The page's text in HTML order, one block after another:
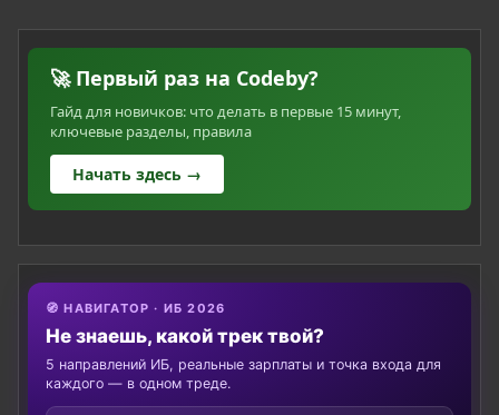
🚀 Первый раз на Codeby?
Гайд для новичков: что делать в первые 15 минут,
ключевые разделы, правила
Начать здесь →
🧭 НАВИГАТОР · ИБ 2026
Не знаешь, какой трек твой?
5 направлений ИБ, реальные зарплаты и точка входа для
каждого — в одном треде.